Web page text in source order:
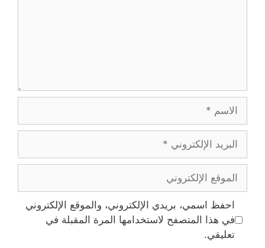
الاسم
البريد
الإلكتروني
الموقع
الإلكتروني
احفظ اسمي، بريدي الإلكتروني، والموقع الإلكتروني
في هذا المتصفح لاستخدامها المرة المقبلة في
تعليقي.